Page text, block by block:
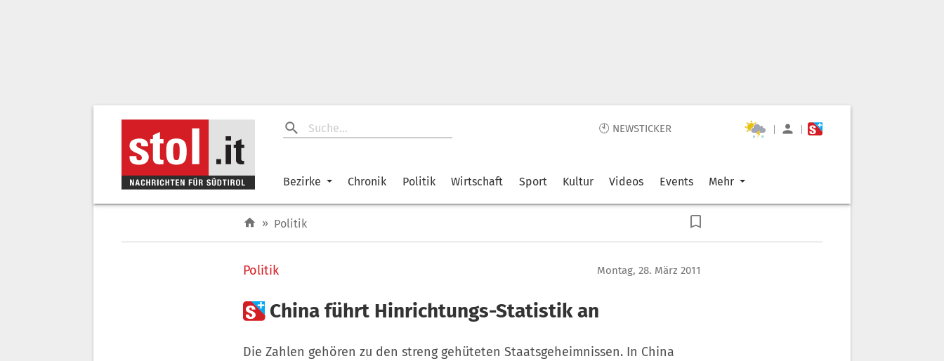
🕙 NEWSTICKER | |
Bezirke Chronik Politik Wirtschaft Sport Kultur Videos Events Mehr
» Politik
Politik Montag, 28. März 2011
 China führt Hinrichtungs-Statistik an
Die Zahlen gehören zu den streng gehüteten Staatsgeheimnissen. In China